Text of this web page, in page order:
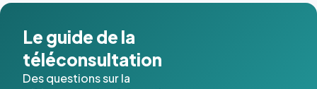
Le guide de la
téléconsultation
Des questions sur la